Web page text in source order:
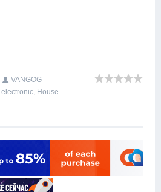
VANGOG
electronic, House